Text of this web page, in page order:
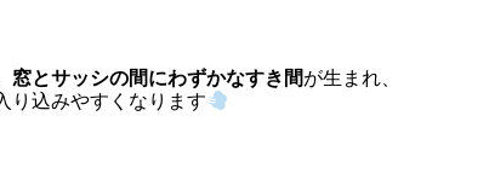
窓とサッシの間にわずかなすき間が生まれ、
り込みやすくなります